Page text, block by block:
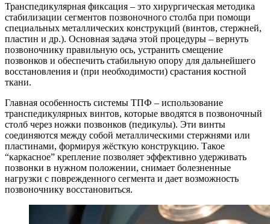
Транспедикулярная фиксация – это хирургическая методика
стабилизации сегментов позвоночного столба при помощи
специальных металлических конструкций (винтов, стержней,
пластин и др.). Основная задача этой процедуры – вернуть
позвоночнику правильную ось, устранить смещение
позвонков и обеспечить стабильную опору для дальнейшего
восстановления и (при необходимости) срастания костной
ткани.
Главная особенность системы ТПФ – использование
транспедикулярных винтов, которые вводятся в позвоночный
столб через ножки позвонков (педикулы). Эти винты
соединяются между собой металлическими стержнями или
пластинами, формируя жёсткую конструкцию. Такое
“каркасное” крепление позволяет эффективно удерживать
позвонки в нужном положении, снимает болезненные
нагрузки с поврежденного сегмента и дает возможность
позвоночнику восстановиться.